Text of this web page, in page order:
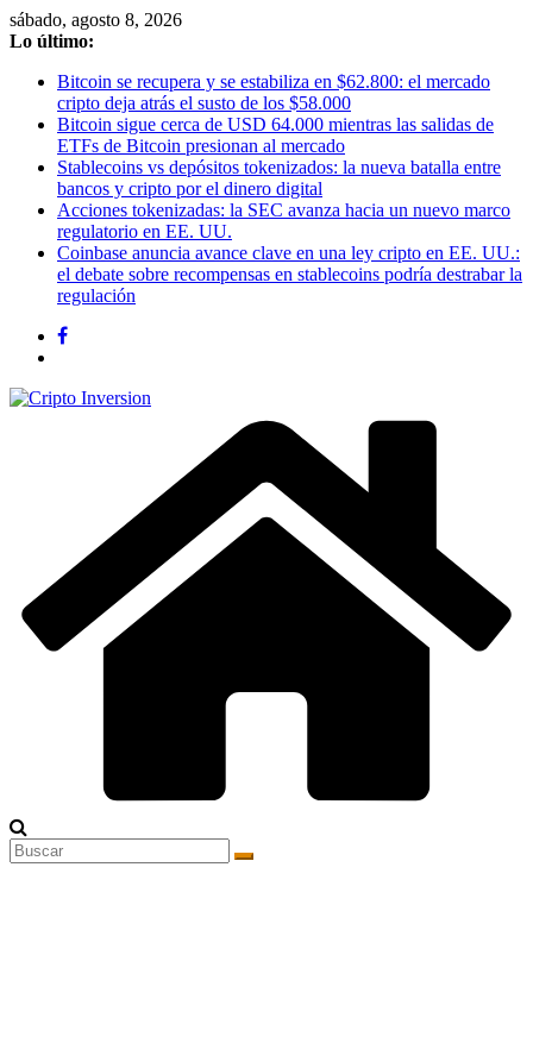
Saltar
al
sábado, agosto 8, 2026
Lo último:
Bitcoin se recupera y se estabiliza en $62.800: el mercado
cripto deja atrás el susto de los $58.000
Bitcoin sigue cerca de USD 64.000 mientras las salidas de
ETFs de Bitcoin presionan al mercado
Stablecoins vs depósitos tokenizados: la nueva batalla entre
bancos y cripto por el dinero digital
Acciones tokenizadas: la SEC avanza hacia un nuevo marco
regulatorio en EE. UU.
Coinbase anuncia avance clave en una ley cripto en EE. UU.:
el debate sobre recompensas en stablecoins podría destrabar la
regulación